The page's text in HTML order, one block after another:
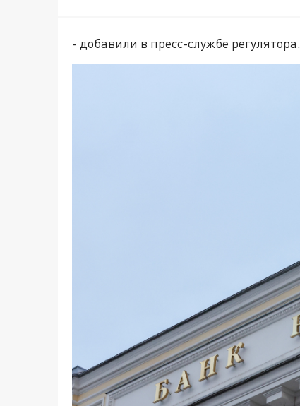
- добавили в пресс-службе регулятора.